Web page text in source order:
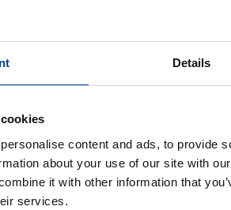
Details
content and ads, to provide
about your use of our site with
it with other information that
services.